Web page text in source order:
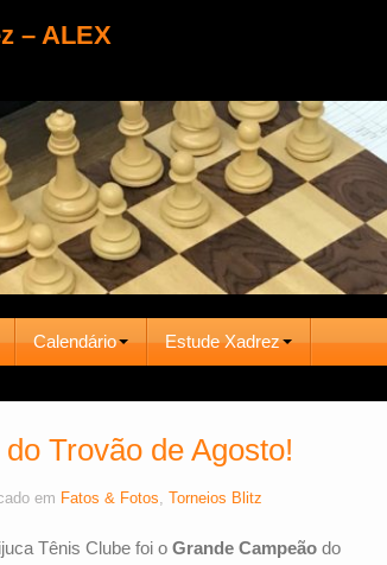
– ALEX
Calendário Estude Xadrez
Trovão de Agosto!
em Fatos & Fotos, Torneios Blitz
Tênis Clube foi o Grande Campeão do